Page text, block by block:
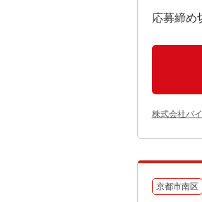
応募締め
株式会社バ
京都市南区